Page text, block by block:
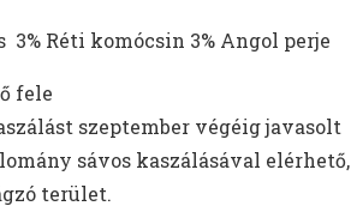
3% Réti komócsin 3% Angol perje
fele
szeptember végéig javasolt
sávos kaszálásával elérhető,
terület.